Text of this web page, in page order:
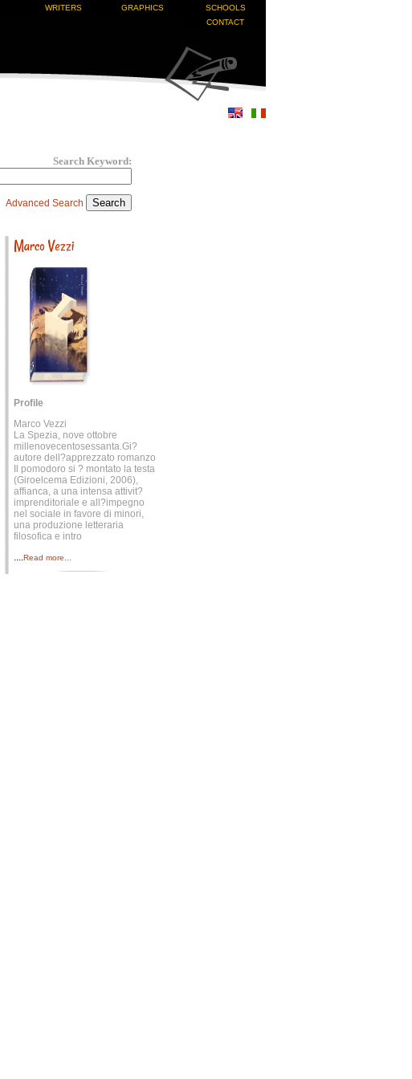
WRITERS GRAPHICS
SCHOOLS
CONTACT
Search Keyword:
Advanced Search
Marco Vezzi
Profile
Marco Vezzi
La Spezia, nove ottobre
millenovecentosessanta.Gi?
autore dell?apprezzato romanzo
Il pomodoro si ? montato la testa
(Giroelcema Edizioni, 2006),
affianca, a una intensa attivit?
imprenditoriale e all?impegno
nel sociale in favore di minori,
una produzione letteraria
filosofica e intro
....Read more...